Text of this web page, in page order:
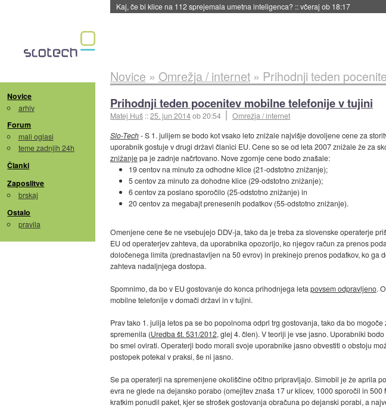
Quake ob 30-letnici dobili dodatek::včeraj ob 18:17
Novice
arhiv
Forum
mali oglasi
teme zadnjih 24h
Članki
Zaposlitve
brskaj
Ostalo
pravila
Novice » Omrežja / internet» Prihodnji teden
Prihodnji teden pocenitev mobilne telefonije v tujini
Matej Huš ::25. jun 2014ob 20:54 Omrežja / internet
Slo-Tech- S 1. julijem se bodo kot vsako leto znižale najvišje dovoljene cene za
uporabnik gostuje v drugi državi članici EU. Cene so se od leta 2007 znižale že za
znižanjepa je zadnje načrtovano. Nove zgornje cene bodo znašale:
19 centov na minuto za odhodne klice (21-odstotno znižanje);
5 centov za minuto za dohodne klice (29-odstotno znižanje);
6 centov za poslano sporočilo (25-odstotno znižanje) in
20 centov za megabajt prenesenih podatkov (55-odstotno znižanje).
Omenjene cene še ne vsebujejo DDV-ja, tako da je treba za slovenske operaterje
EU od operaterjev zahteva, da uporabnika opozorijo, ko njegov račun za prenos
določenega limita (prednastavljen na 50 evrov) in prekinejo prenos podatkov, ko ga
zahteva nadaljnjega dostopa.
Spomnimo, da bo v EU gostovanje do konca prihodnjega leta povsem odpravljeno.
mobilne telefonije v domači državi in v tujini.
Prav tako 1. julija letos pa se bo popolnoma odprl trg gostovanja, tako da bo
spremenila (Uredba št. 531/2012, glej 4. člen). V teoriji je vse jasno. Uporabniki
bo smel ovirati. Operaterji bodo morali svoje uporabnike jasno obvestiti o obstoju
postopek potekal v praksi, še ni jasno.
Se pa operaterji na spremenjene okoliščine očitno pripravljajo. Simobil je že aprila
evra ne glede na dejansko porabo (omejitev znaša 17 ur klicev, 1000 sporočil in 500
kratkim ponudil paket, kjer se strošek gostovanja obračuna po dejanski porabi, a